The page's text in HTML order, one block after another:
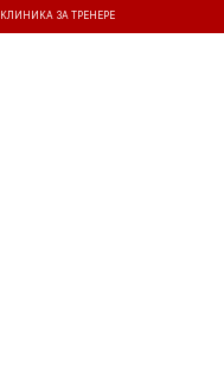
КЛИНИКА ЗА ТРЕНЕРЕ